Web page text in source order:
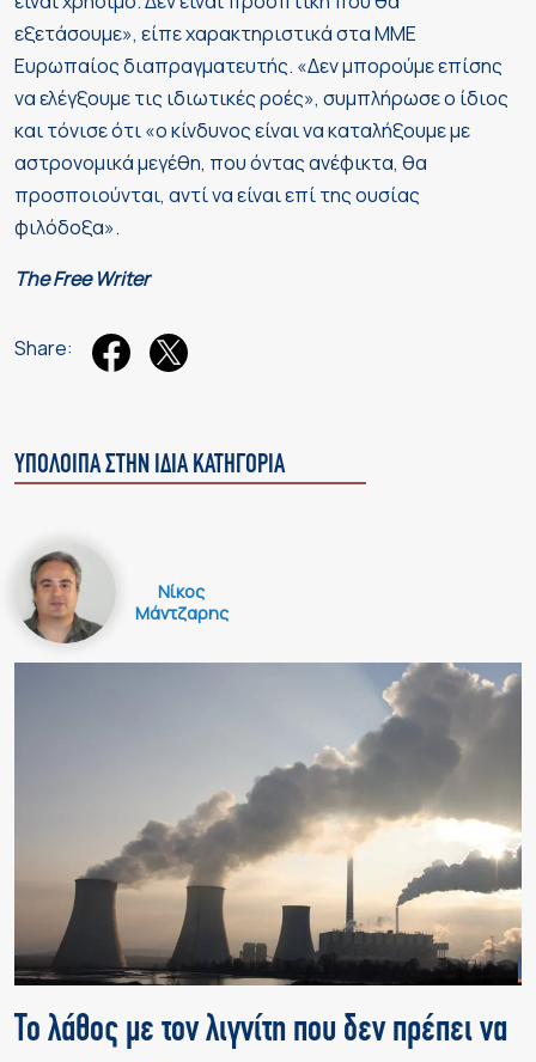
εξετάσουμε», είπε χαρακτηριστικά στα ΜΜΕ
Ευρωπαίος διαπραγματευτής. «Δεν μπορούμε επίσης
να ελέγξουμε τις ιδιωτικές ροές», συμπλήρωσε ο ίδιος
και τόνισε ότι «ο κίνδυνος είναι να καταλήξουμε με
αστρονομικά μεγέθη, που όντας ανέφικτα, θα
προσποιούνται, αντί να είναι επί της ουσίας
φιλόδοξα».
The Free Writer
Share:
ΥΠΟΛΟΙΠΑ ΣΤΗΝ ΙΔΙΑ ΚΑΤΗΓΟΡΙΑ
Νίκος
Μάντζαρης
Το λάθος με τον λιγνίτη που δεν πρέπει να